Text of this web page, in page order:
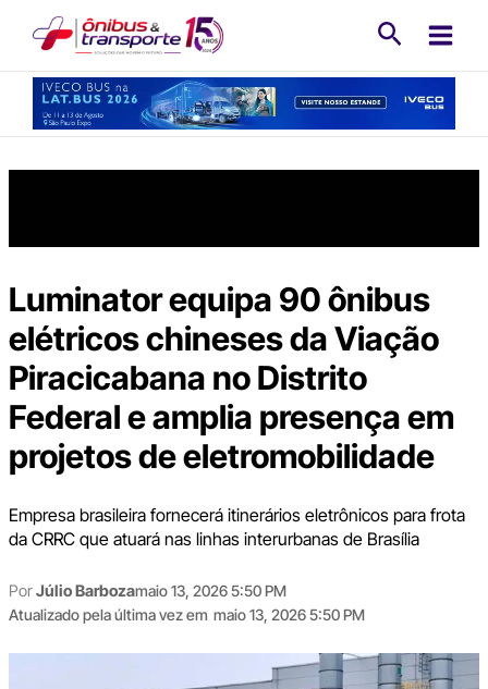
conteúdo
Luminator equipa 90 ônibus
elétricos chineses da Viação
Piracicabana no Distrito
Federal e amplia presença em
projetos de eletromobilidade
Empresa brasileira fornecerá itinerários eletrônicos para frota
da CRRC que atuará nas linhas interurbanas de Brasília
PorJúlio Barbozamaio 13, 2026 5:50 PM
Atualizado pela última vez em maio 13, 2026 5:50 PM